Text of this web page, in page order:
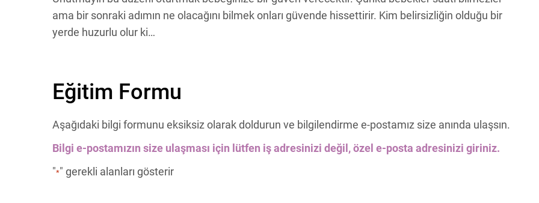
ama bir sonraki adımın ne olacağını bilmek onları güvende hissettirir. Kim belirsizliğin olduğu bir
yerde huzurlu olur ki…
Eğitim Formu
Aşağıdaki bilgi formunu eksiksiz olarak doldurun ve bilgilendirme e-postamız size anında ulaşsın.
Bilgi e-postamızın size ulaşması için lütfen iş adresinizi değil, özel e-posta adresinizi giriniz.
"*" gerekli alanları gösterir